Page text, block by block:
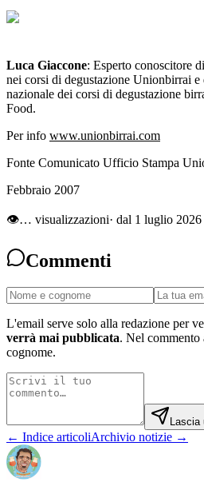
Luca Giaccone: Esperto conoscitore
nei corsi di degustazione Unionbirrai
nazionale dei corsi di degustazione
Food.
Per info www.unionbirrai.com
Fonte Comunicato Ufficio Stampa
Febbraio 2007
👁… visualizzazioni· dal 1 luglio 2026
Commenti
L'email serve solo alla redazione per
verrà mai pubblicata. Nel commento
cognome.
Lascia
← Indice articoliArchivio notizie →